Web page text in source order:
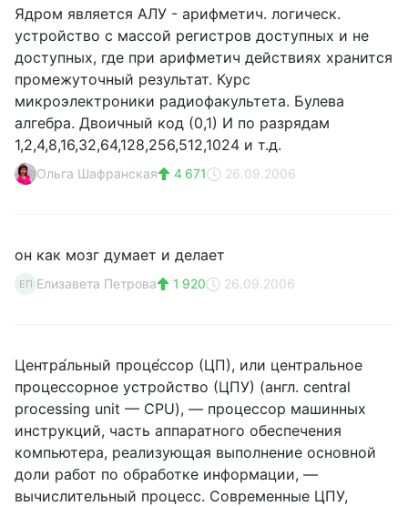
Ядром является АЛУ - арифметич. логическ.
устройство с массой регистров доступных и не
доступных, где при арифметич действиях хранится
промежуточный результат. Курс
микроэлектроники радиофакультета. Булева
алгебра. Двоичный код (0,1) И по разрядам
1,2,4,8,16,32,64,128,256,512,1024 и т.д.
Ольга Шафранская 4 671 26.09.2006
он как мозг думает и делает
ЕП Елизавета Петрова 1 920 26.09.2006
Центра́льный проце́ссор (ЦП), или центральное
процессорное устройство (ЦПУ) (англ. central
processing unit — CPU), — процессор машинных
инструкций, часть аппаратного обеспечения
компьютера, реализующая выполнение основной
доли работ по обработке информации, —
вычислительный процесс. Современные ЦПУ,